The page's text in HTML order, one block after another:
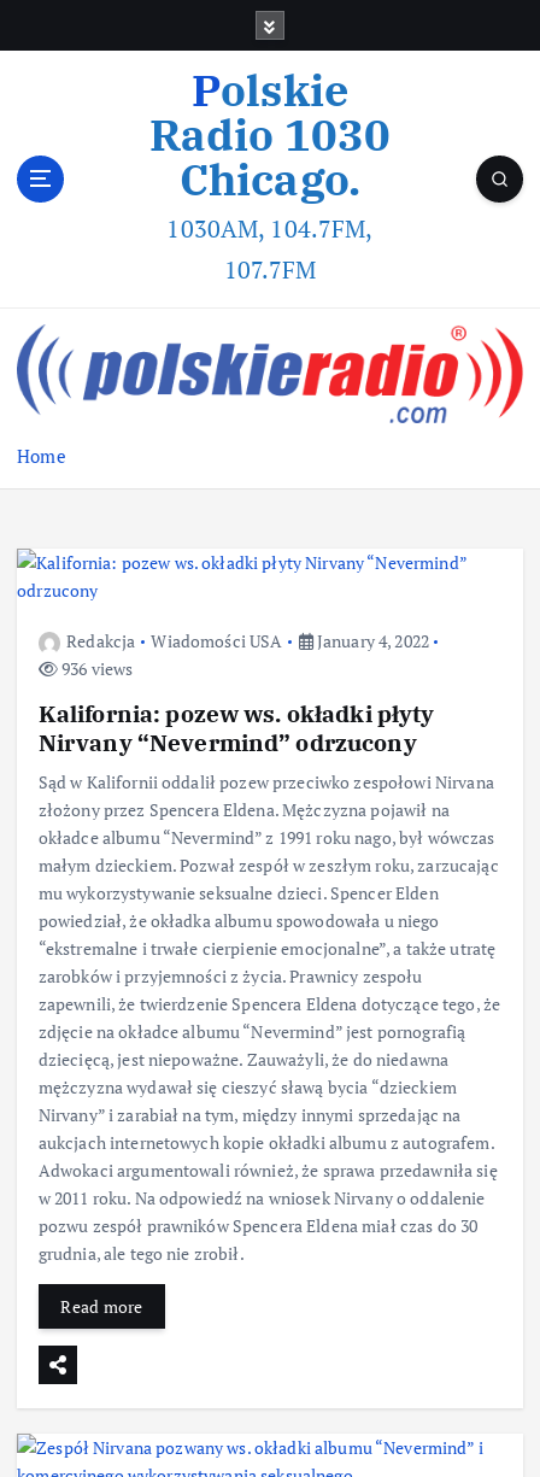
Polskie
Radio 1030
Chicago.
1030AM, 104.7FM,
107.7FM
Home
Redakcja Wiadomości USA
January 4, 2022
936 views
Kalifornia: pozew ws. okładki płyty
Nirvany “Nevermind” odrzucony
Sąd w Kalifornii oddalił pozew przeciwko zespołowi Nirvana
złożony przez Spencera Eldena. Mężczyzna pojawił na
okładce albumu “Nevermind” z 1991 roku nago, był wówczas
małym dzieckiem. Pozwał zespół w zeszłym roku, zarzucając
mu wykorzystywanie seksualne dzieci. Spencer Elden
powiedział, że okładka albumu spowodowała u niego
“ekstremalne i trwałe cierpienie emocjonalne”, a także utratę
zarobków i przyjemności z życia. Prawnicy zespołu
zapewnili, że twierdzenie Spencera Eldena dotyczące tego, że
​​zdjęcie na okładce albumu “Nevermind” jest pornografią
dziecięcą, jest niepoważne. Zauważyli, że do niedawna
mężczyzna wydawał się cieszyć sławą bycia “dzieckiem
Nirvany” i zarabiał na tym, między innymi sprzedając na
aukcjach internetowych kopie okładki albumu z autografem.
Adwokaci argumentowali również, że sprawa przedawniła się
w 2011 roku. Na odpowiedź na wniosek Nirvany o oddalenie
pozwu zespół prawników Spencera Eldena miał czas do 30
grudnia, ale tego nie zrobił.
Read more